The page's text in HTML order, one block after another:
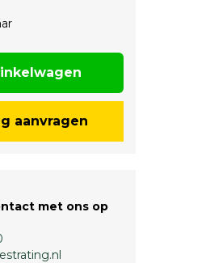
aanvragen
met ons op